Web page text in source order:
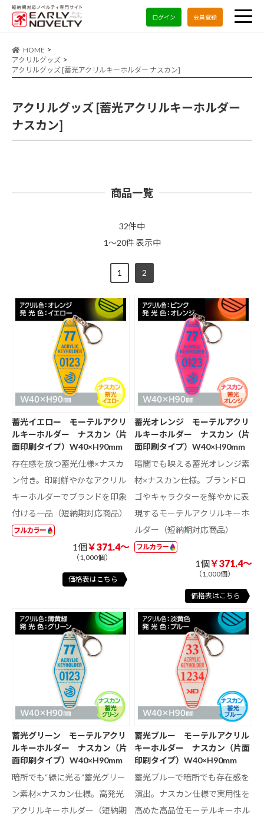
ログイン 会員登録
HOME
アクリルグッズ
アクリルグッズ [蓄光アクリルキーホルダー ナスカン]
アクリルグッズ [蓄光アクリルキーホルダー
ナスカン]
商品一覧
32件中
1～20件 表示中
1 2
蓄光イエロー モーテルアクリ
ルキーホルダー ナスカン（片
面印刷タイプ）W40×H90mm
存在感を放つ蓄光仕様×ナスカ
ン付き。印刷鮮やかなアクリル
キーホルダーでブランドを印象
付ける一品（短納期対応商品）
フルカラー
1個￥371.4～
（1,000個）
価格表はこちら
蓄光オレンジ モーテルアクリ
ルキーホルダー ナスカン（片
面印刷タイプ）W40×H90mm
暗闇でも映える蓄光オレンジ素
材×ナスカン仕様。ブランドロ
ゴやキャラクターを鮮やかに表
現するモーテルアクリルキーホ
ルダー（短納期対応商品）
フルカラー
1個￥371.4～
（1,000個）
価格表はこちら
蓄光グリーン モーテルアクリ
ルキーホルダー ナスカン（片
面印刷タイプ）W40×H90mm
暗所でも“緑に光る”蓄光グリー
ン素材×ナスカン仕様。高発光
アクリルキーホルダー（短納期
蓄光ブルー モーテルアクリル
キーホルダー ナスカン（片面
印刷タイプ）W40×H90mm
蓄光ブルーで暗所でも存在感を
演出。ナスカン仕様で実用性を
高めた高品位モーテルキーホル